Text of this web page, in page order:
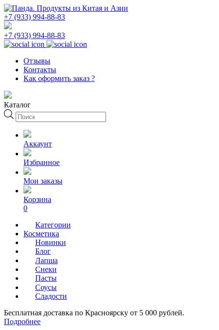
+7 (933) 994-88-83
+7 (933) 994-88-83
Отзывы
Контакты
Как оформить заказ ?
Каталог
Поиск
товаров
Аккаунт
Избранное
Мои заказы
Корзина
0
Категории
Косметика
Новинки
Блог
Лапша
Снеки
Пасты
Соусы
Сладости
Бесплатная доставка по Красноярску от 5 000 рублей.
Подробнее